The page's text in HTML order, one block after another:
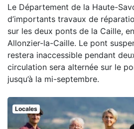
Le Département de la Haute-
d’importants travaux de
sur les deux ponts de la Caille,
Allonzier-la-Caille. Le pont
restera inaccessible pendant
circulation sera alternée sur le
jusqu’à la mi-septembre.
Locales